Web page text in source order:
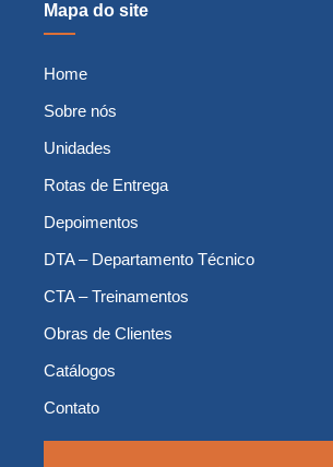
Mapa do site
Home
Sobre nós
Unidades
Rotas de Entrega
Depoimentos
DTA – Departamento Técnico
CTA – Treinamentos
Obras de Clientes
Catálogos
Contato